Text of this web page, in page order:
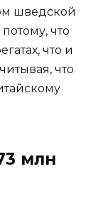
шведской
что
что и
что
млн